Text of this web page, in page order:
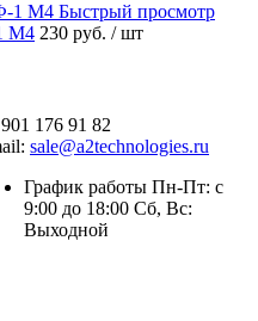
Быстрый просмотр
М4 230 руб. / шт
176 91 82
sale@a2technologies.ru
График работы Пн-Пт: с
9:00 до 18:00 Сб, Вс:
Выходной